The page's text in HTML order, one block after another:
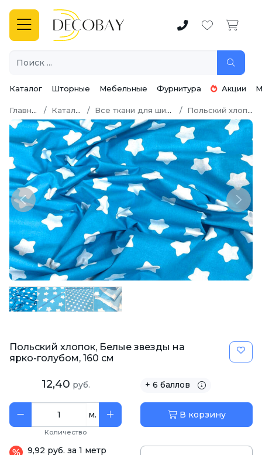
Каталог Шторные Мебельные Фурнитура Акции
Главная Каталог Все ткани для шитья Польский хлопок
Previous Next
Польский хлопок, Белые звезды на
ярко-голубом, 160 см
12,40 руб. + 6 баллов
м.
Количество
В корзину
9,92 руб. за 1 метр